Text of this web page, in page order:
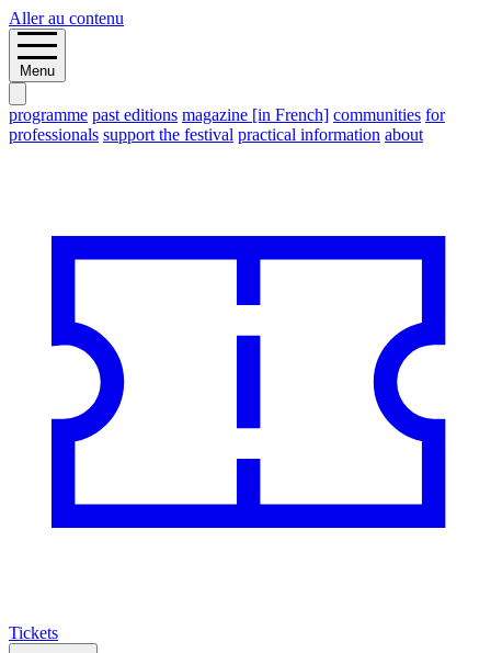
Aller au contenu
Menu
programme past editions magazine [in French] communities for
professionals support the festival practical information about
Tickets